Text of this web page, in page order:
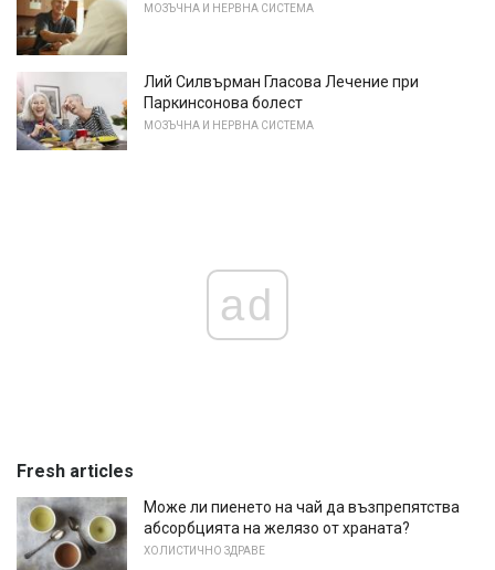
МОЗЪЧНА И НЕРВНА СИСТЕМА
Лий Силвърман Гласова Лечение при
Паркинсонова болест
МОЗЪЧНА И НЕРВНА СИСТЕМА
ad
Fresh articles
Може ли пиенето на чай да възпрепятства
абсорбцията на желязо от храната?
ХОЛИСТИЧНО ЗДРАВЕ